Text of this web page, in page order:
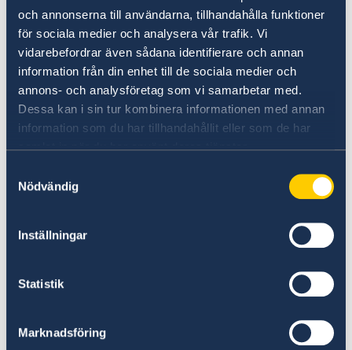
och annonserna till användarna, tillhandahålla funktioner
för sociala medier och analysera vår trafik. Vi
vidarebefordrar även sådana identifierare och annan
information från din enhet till de sociala medier och
annons- och analysföretag som vi samarbetar med.
Dessa kan i sin tur kombinera informationen med annan
information som du har tillhandahållit eller som de har
samlat in när du har använt deras tjänster.
Nödvändig
Inställningar
Statistik
Marknadsföring
En central uppgift för sektionen för politik,
handel och främjande är att följa och
rapportera om den politiska utvecklingen I
Thailand. Det handlar bland annat om
inrikespolitik inklusive mänskliga rättigheter,
utrikespolitik och regionalt samarbete, klimat
och miljö samt ekonomi och handel.
Inom ramen för handelsfrämjande arbetar
ambassaden i nära samverkan med
företag som är intresserade av våra länder. Chef
Handelssekreterare i Thailand, Kacper
Pierzynowski.
Ambassaden har också ett övergripande